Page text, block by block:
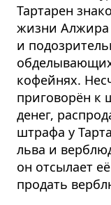
Тартарен
жизни
и
кофейнях.
приговорён к
денег,
штрафа у
льва и
он отсылает
продать